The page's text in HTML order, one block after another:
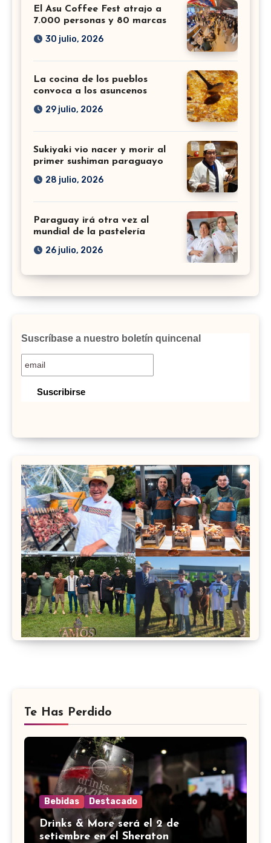
El Asu Coffee Fest atrajo a
7.000 personas y 80 marcas
30 julio, 2026
La cocina de los pueblos
convoca a los asuncenos
29 julio, 2026
Sukiyaki vio nacer y morir al
primer sushiman paraguayo
28 julio, 2026
Paraguay irá otra vez al
mundial de la pastelería
26 julio, 2026
Suscríbase a nuestro boletín quincenal
Te Has Perdido
Bebidas Destacado
Drinks & More será el 2 de
setiembre en el Sheraton